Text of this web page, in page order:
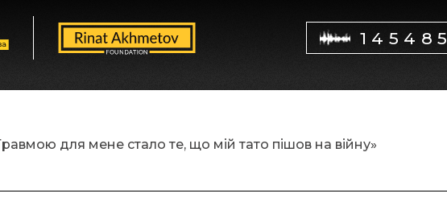
145485
для мене стало те, що мій тато пішов на війну»